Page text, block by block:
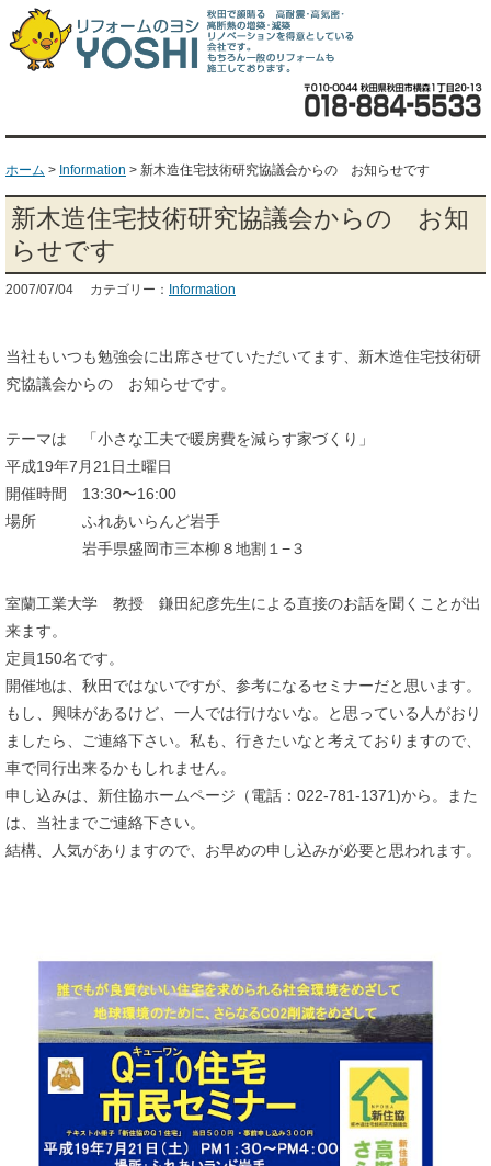
ホーム > Information > 新木造住宅技術研究協議会からの お知らせです
新木造住宅技術研究協議会からの お知
らせです
2007/07/04 カテゴリー： Information
当社もいつも勉強会に出席させていただいてます、新木造住宅技術研
究協議会からの お知らせです。
テーマは 「小さな工夫で暖房費を減らす家づくり」
平成19年7月21日土曜日
開催時間 13:30〜16:00
場所 ふれあいらんど岩手
岩手県盛岡市三本柳８地割１−３
室蘭工業大学 教授 鎌田紀彦先生による直接のお話を聞くことが出
来ます。
定員150名です。
開催地は、秋田ではないですが、参考になるセミナーだと思います。
もし、興味があるけど、一人では行けないな。と思っている人がおり
ましたら、ご連絡下さい。私も、行きたいなと考えておりますので、
車で同行出来るかもしれません。
申し込みは、新住協ホームページ（電話：022-781-1371)から。また
は、当社までご連絡下さい。
結構、人気がありますので、お早めの申し込みが必要と思われます。